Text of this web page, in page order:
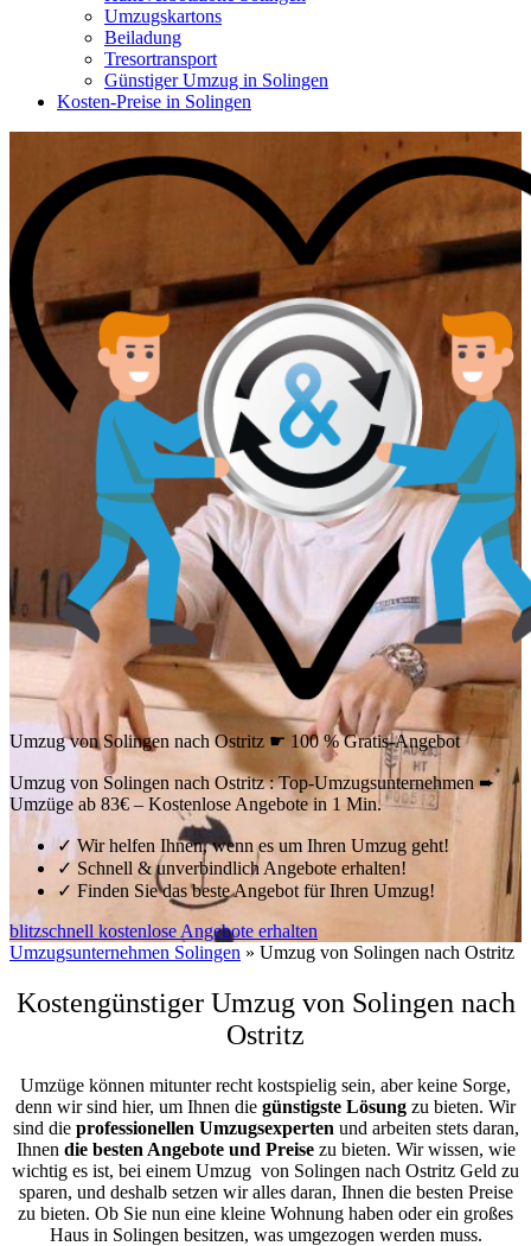
Umzugskartons
Beiladung
Tresortransport
Günstiger Umzug in Solingen
Kosten-Preise in Solingen
Umzug von Solingen nach Ostritz ☛ 100 % Gratis-Angebot
Umzug von Solingen nach Ostritz : Top-Umzugsunternehmen ➨
Umzüge ab 83€ – Kostenlose Angebote in 1 Min.
✓ Wir helfen Ihnen, wenn es um Ihren Umzug geht!
✓Schnell & unverbindlich Angebote erhalten!
✓ Finden Sie das beste Angebot für Ihren Umzug!
blitzschnell kostenlose Angebote erhalten
Umzugsunternehmen Solingen » Umzug von Solingen nach Ostritz
Kostengünstiger Umzug von Solingen nach
Ostritz
Umzüge können mitunter recht kostspielig sein, aber keine Sorge,
denn wir sind hier, um Ihnen die günstigste Lösung zu bieten. Wir
sind die professionellen Umzugsexperten und arbeiten stets daran,
Ihnen die besten Angebote und Preisezu bieten. Wir wissen, wie
wichtig es ist, bei einem Umzug von Solingen nach Ostritz Geld zu
sparen, und deshalb setzen wir alles daran, Ihnen die besten Preise
zu bieten. Ob Sie nun eine kleine Wohnung haben oder ein großes
Haus in Solingen besitzen, was umgezogen werden muss.